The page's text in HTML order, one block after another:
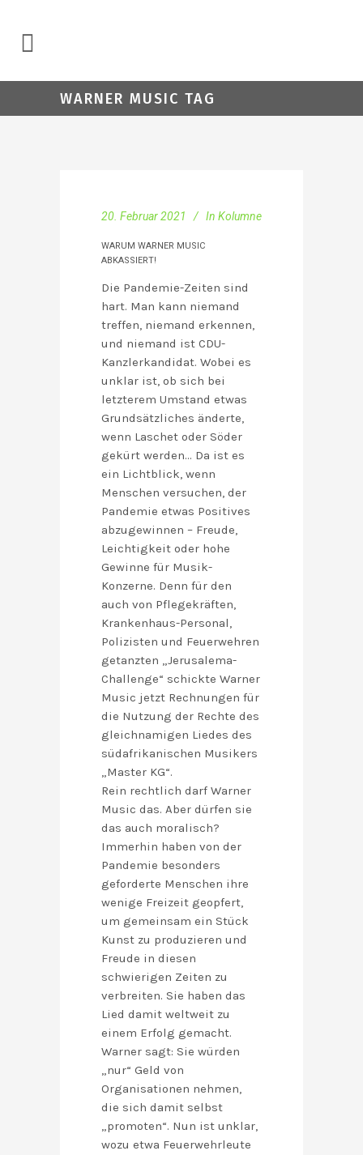
WARNER MUSIC TAG
20. Februar 2021 In Kolumne
WARUM WARNER MUSIC
ABKASSIERT!
Die Pandemie-Zeiten sind
hart. Man kann niemand
treffen, niemand erkennen,
und niemand ist CDU-
Kanzlerkandidat. Wobei es
unklar ist, ob sich bei
letzterem Umstand etwas
Grundsätzliches änderte,
wenn Laschet oder Söder
gekürt werden… Da ist es
ein Lichtblick, wenn
Menschen versuchen, der
Pandemie etwas Positives
abzugewinnen – Freude,
Leichtigkeit oder hohe
Gewinne für Musik-
Konzerne. Denn für den
auch von Pflegekräften,
Krankenhaus-Personal,
Polizisten und Feuerwehren
getanzten „Jerusalema-
Challenge“ schickte Warner
Music jetzt Rechnungen für
die Nutzung der Rechte des
gleichnamigen Liedes des
südafrikanischen Musikers
„Master KG“.
Rein rechtlich darf Warner
Music das. Aber dürfen sie
das auch moralisch?
Immerhin haben von der
Pandemie besonders
geforderte Menschen ihre
wenige Freizeit geopfert,
um gemeinsam ein Stück
Kunst zu produzieren und
Freude in diesen
schwierigen Zeiten zu
verbreiten. Sie haben das
Lied damit weltweit zu
einem Erfolg gemacht.
Warner sagt: Sie würden
„nur“ Geld von
Organisationen nehmen,
die sich damit selbst
„promoten“. Nun ist unklar,
wozu etwa Feuerwehrleute